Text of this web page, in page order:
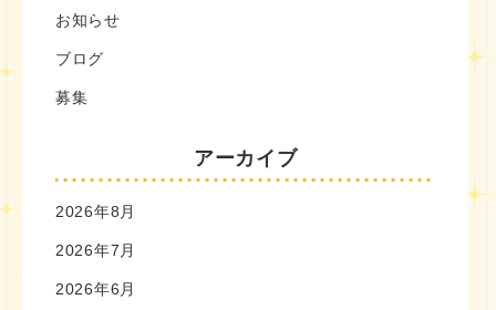
お知らせ
ブログ
募集
アーカイブ
2026年8月
2026年7月
2026年6月